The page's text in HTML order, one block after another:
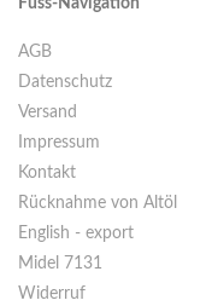
Fuss-Navigation
AGB
Datenschutz
Versand
Impressum
Kontakt
Rücknahme von Altöl
English - export
Midel 7131
Widerruf